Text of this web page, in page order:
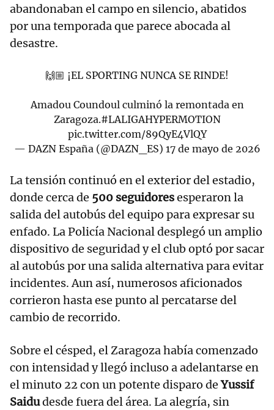
abandonaban el campo en silencio, abatidos
por una temporada que parece abocada al
desastre.
🙌🏼 ¡EL SPORTING NUNCA SE RINDE!
Amadou Coundoul culminó la remontada en
Zaragoza.#LALIGAHYPERMOTION
pic.twitter.com/89QyE4VlQY
— DAZN España (@DAZN_ES) 17 de mayo de 2026
La tensión continuó en el exterior del estadio,
donde cerca de 500 seguidoresesperaron la
salida del autobús del equipo para expresar su
enfado. La Policía Nacional desplegó un amplio
dispositivo de seguridad y el club optó por sacar
al autobús por una salida alternativa para evitar
incidentes. Aun así, numerosos aficionados
corrieron hasta ese punto al percatarse del
cambio de recorrido.
Sobre el césped, el Zaragoza había comenzado
con intensidad y llegó incluso a adelantarse en
el minuto 22 con un potente disparo deYussif
Saidudesde fuera del área. La alegría, sin